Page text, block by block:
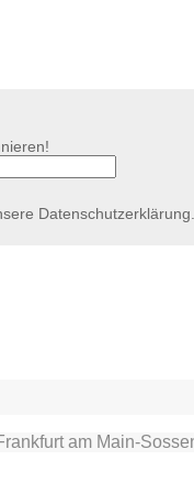
Datenschutzerklärung.
am Main-